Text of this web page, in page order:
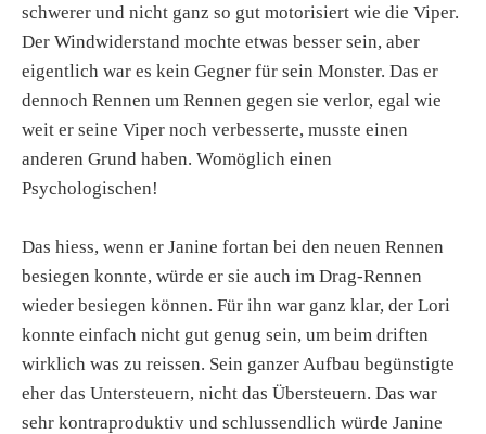
schwerer und nicht ganz so gut motorisiert wie die Viper.
Der Windwiderstand mochte etwas besser sein, aber
eigentlich war es kein Gegner für sein Monster. Das er
dennoch Rennen um Rennen gegen sie verlor, egal wie
weit er seine Viper noch verbesserte, musste einen
anderen Grund haben. Womöglich einen
Psychologischen!
Das hiess, wenn er Janine fortan bei den neuen Rennen
besiegen konnte, würde er sie auch im Drag-Rennen
wieder besiegen können. Für ihn war ganz klar, der Lori
konnte einfach nicht gut genug sein, um beim driften
wirklich was zu reissen. Sein ganzer Aufbau begünstigte
eher das Untersteuern, nicht das Übersteuern. Das war
sehr kontraproduktiv und schlussendlich würde Janine